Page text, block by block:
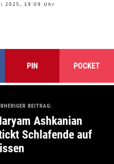
2025, 19:09 Uhr
PIN POCKET
BEITRAG:
Ashkanian
Schlafende auf